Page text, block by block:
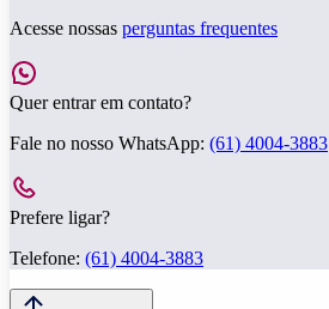
Acesse nossas perguntas frequentes
Quer entrar em contato?
Fale no nosso WhatsApp: (61) 4004-3883
Prefere ligar?
Telefone: (61) 4004-3883